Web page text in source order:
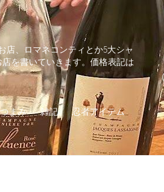
店、ロマネコンティとか5大シャ
を書いていきます。価格表記は
まみ 雑記 忍者アイテム